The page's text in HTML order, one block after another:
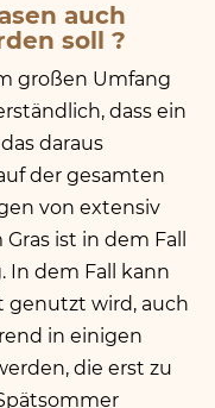
auch
soll ?
großen Umfang
dass ein
daraus
der gesamten
von extensiv
ist in dem Fall
In dem Fall kann
genutzt wird, auch
in einigen
die erst zu